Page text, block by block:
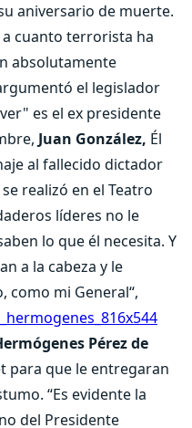
aniversario de muerte.
a cuanto terrorista ha
absolutamente
el legislador
es el ex presidente
Juan González, Él
al fallecido dictador
realizó en el Teatro
líderes no le
lo que él necesita. Y
a la cabeza y le
como mi General“,
Pérez de
para que le entregaran
“Es evidente la
del Presidente